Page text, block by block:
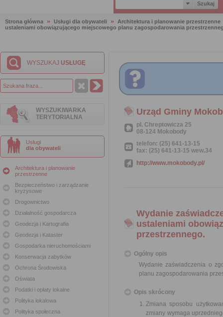
Strona główna Usługi dla obywateli
Architektura i planowanie przestrzenne
ustaleniami obowiązującego miejscowego planu zagospodarowania
WYSZUKAJ USŁUGĘ
WYSZUKIWARKA
TERYTORIALNA
Usługi
dla obywateli
Architektura i planowanie
przestrzenne
Bezpieczeństwo i zarządzanie
kryzysowe
Drogownictwo
Działalność gospodarcza
Geodezja i Kartografia
Geodezja i Kataster
Gospodarka nieruchomościami
Konserwacja zabytków
Ochrona Środowiska
Oświata
Podatki i opłaty lokalne
Polityka lokalowa
Polityka społeczna
Urząd Gminy
pl. Chreptowicza 25
08-124 Mokobody
telefon: (25) 641-13-15
fax: (25) 641-13-15 wew.34
http://www.mokobody.pl/
Wydanie
ustaleniami
przestrzennego.
Ogólny opis
Wydanie zaświadczenia o
planu zagospodarowania
Opis skrócony
Zmiana sposobu
zmiany wymaga